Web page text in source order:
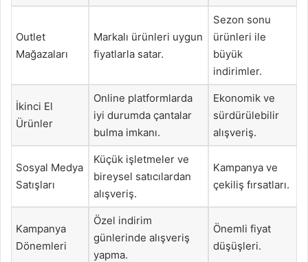
Outlet
Mağazaları
Markalı ürünleri uygun
fiyatlarla satar.
Sezon sonu
ürünleri ile
büyük
indirimler.
İkinci El
Ürünler
Online platformlarda
iyi durumda çantalar
bulma imkanı.
Ekonomik ve
sürdürülebilir
alışveriş.
Sosyal Medya
Satışları
Küçük işletmeler ve
bireysel satıcılardan
alışveriş.
Kampanya ve
çekiliş fırsatları.
Kampanya
Dönemleri
Özel indirim
günlerinde alışveriş
yapma.
Önemli fiyat
düşüşleri.